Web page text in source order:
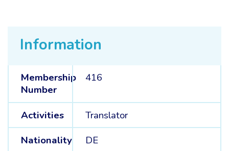
Information
Membership
Number
416
Activities
Translator
Nationality
DE